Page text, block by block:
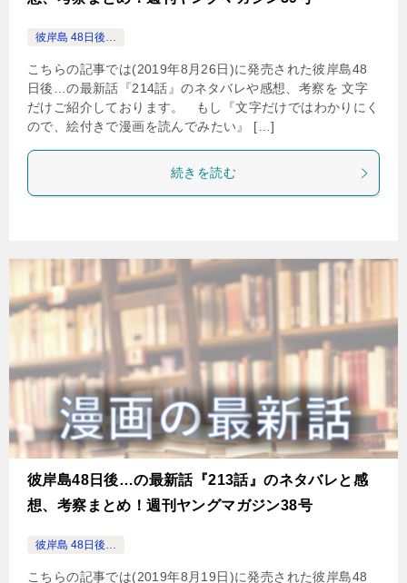
彼岸島 48日後…
こちらの記事では(2019年8月26日)に発売された彼岸島48
日後…の最新話『214話』のネタバレや感想、考察を 文字
だけご紹介しております。 もし『文字だけではわかりにく
ので、絵付きで漫画を読んでみたい』 […]
続きを読む
彼岸島48日後…の最新話『213話』のネタバレと感
想、考察まとめ！週刊ヤングマガジン38号
彼岸島 48日後…
こちらの記事では(2019年8月19日)に発売された彼岸島48